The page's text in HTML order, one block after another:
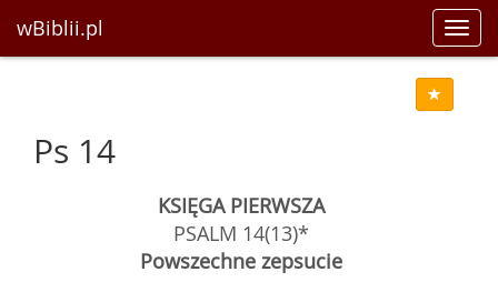
wBiblii.pl
Ps 14
KSIĘGA PIERWSZA
PSALM 14(13)*
Powszechne zepsucie